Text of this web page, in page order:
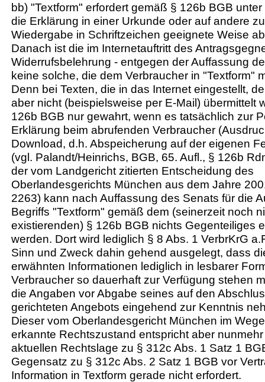
bb) "Textform" erfordert gemäß § 126b BGB
die Erklärung in einer Urkunde oder auf andere
Wiedergabe in Schriftzeichen geeignete Weise
Danach ist die im Internetauftritt des
Widerrufsbelehrung - entgegen der Auffassung
keine solche, die dem Verbraucher in "Textform"
Denn bei Texten, die in das Internet eingestellt,
aber nicht (beispielsweise per E-Mail) übermittelt
126b BGB nur gewahrt, wenn es tatsächlich zur
Erklärung beim abrufenden Verbraucher
Download, d.h. Abspeicherung auf der eigenen
(vgl. Palandt/Heinrichs, BGB, 65. Aufl., § 126b
der vom Landgericht zitierten Entscheidung des
Oberlandesgerichts München aus dem Jahre
2263) kann nach Auffassung des Senats für die
Begriffs "Textform" gemäß dem (seinerzeit noch
existierenden) § 126b BGB nichts Gegenteiliges
werden. Dort wird lediglich § 8 Abs. 1 VerbrKrG
Sinn und Zweck dahin gehend ausgelegt, dass
erwähnten Informationen lediglich in lesbarer
Verbraucher so dauerhaft zur Verfügung stehen
die Angaben vor Abgabe seines auf den
gerichteten Angebots eingehend zur Kenntnis
Dieser vom Oberlandesgericht München im
erkannte Rechtszustand entspricht aber
aktuellen Rechtslage zu § 312c Abs. 1 Satz 1
Gegensatz zu § 312c Abs. 2 Satz 1 BGB vor
Information in Textform gerade nicht erfordert.